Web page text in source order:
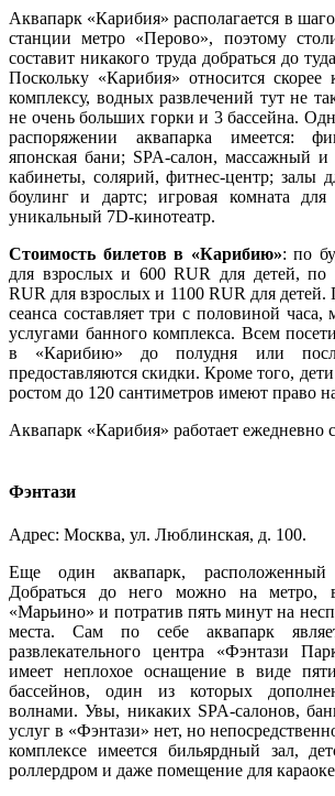
Аквапарк «Карибия» располагается в
станции метро «Перово», поэтому
составит никакого труда добраться до
Поскольку «Карибия» относится скорее
комплексу, водных развлечений тут не
не очень больших горки и 3 бассейна.
распоряжении аквапарка имеется:
японская бани; SPA-салон, массажный и
кабинеты, солярий, фитнес-центр; залы
боулинг и дартс; игровая комната для
уникальный 7D-кинотеатр.
Стоимость билетов в «Карибию»: по
для взрослых и 600 RUR для детей,
RUR для взрослых и 1100 RUR для детей.
сеанса составляет три с половиной часа,
услугами банного комплекса. Всем
в «Карибию» до полудня или
предоставляются скидки. Кроме того,
ростом до 120 сантиметров имеют право
Аквапарк «Карибия» работает ежедневно
Фэнтази
Адрес: Москва, ул. Люблинская, д. 100.
Еще один аквапарк,
Добраться до него можно на метро,
«Марьино» и потратив пять минут на
места. Сам по себе аквапарк
развлекательного центра «Фэнтази
имеет неплохое оснащение в виде
бассейнов, один из которых
волнами. Увы, никаких SPA-салонов,
услуг в «Фэнтази» нет, но
комплексе имеется бильярдный зал,
роллердром и даже помещение для